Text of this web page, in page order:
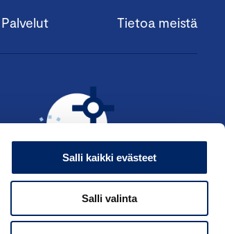
Salli kaikki evästeet
Salli valinta
Palvelut Tietoa meistä
HAE ANSIOMERKKIÄ ›